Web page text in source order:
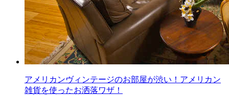
アメリカンヴィンテージのお部屋が渋い！アメリカン
雑貨を使ったお洒落ワザ！